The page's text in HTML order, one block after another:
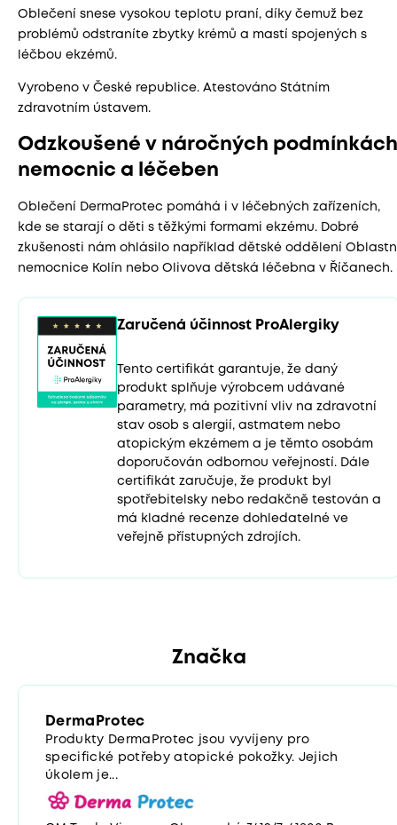
Oblečení snese vysokou teplotu praní, díky čemuž bez
problémů odstraníte zbytky krémů a mastí spojených s
léčbou ekzémů.
Vyrobeno v České republice. Atestováno Státním
zdravotním ústavem.
Odzkoušené v náročných podmínkách
nemocnic a léčeben
Oblečení DermaProtec pomáhá i v léčebných zařízeních,
kde se starají o děti s těžkými formami ekzému. Dobré
zkušenosti nám ohlásilo například dětské oddělení
nemocnice Kolín nebo Olivova dětská léčebna v Říčanech.
Zaručená účinnost ProAlergiky
Tento certifikát garantuje, že daný
produkt splňuje výrobcem udávané
parametry, má pozitivní vliv na zdravotní
stav osob s alergií, astmatem nebo
atopickým ekzémem a je těmto osobám
doporučován odbornou veřejností. Dále
certifikát zaručuje, že produkt byl
spotřebitelsky nebo redakčně testován a
má kladné recenze dohledatelné ve
veřejně přístupných zdrojích.
Značka
DermaProtec
Produkty DermaProtec jsou vyvíjeny pro
specifické potřeby atopické pokožky. Jejich
úkolem je...